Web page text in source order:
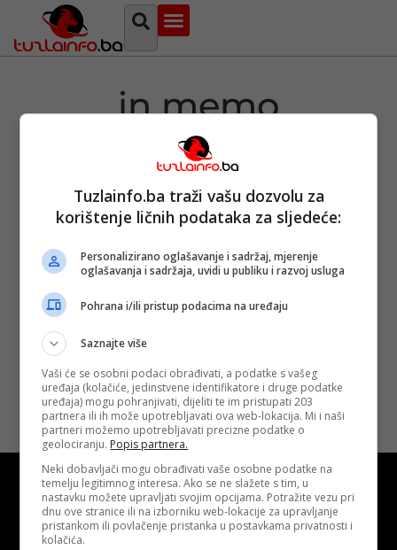
in memo
Tuga u BiH:
Preminuo
od teške
bolesti liječio u
Objavljeno: 31. 03.
2024.
Opširnije
Tuzlainfo.ba traži vašu dozvolu za
korištenje ličnih podataka za sljedeće:
Personalizirano oglašavanje i sadržaj, mjerenje
oglašavanja i sadržaja, uvidi u publiku i razvoj usluga
Pohrana i/ili pristup podacima na uređaju
Saznajte više
Vaši će se osobni podaci obrađivati, a podatke s vašeg
uređaja (kolačiće, jedinstvene identifikatore i druge podatke
uređaja) mogu pohranjivati, dijeliti te im pristupati 203
partnera ili ih može upotrebljavati ova web-lokacija. Mi i naši
partneri možemo upotrebljavati precizne podatke o
geolociranju. Popis partnera.
Neki dobavljači mogu obrađivati vaše osobne podatke na
temelju legitimnog interesa. Ako se ne slažete s tim, u
nastavku možete upravljati svojim opcijama. Potražite vezu pri
dnu ove stranice ili na izborniku web-lokacije za upravljanje
pristankom ili povlačenje pristanka u postavkama privatnosti i
kolačića.